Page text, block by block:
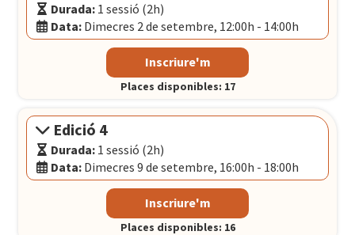
Durada: 1 sessió (2h)
Data: Dimecres 2 de setembre, 12:00h - 14:00h
Modalitat:Sessió presencial
Català
Dimecres 2 de setembre, 12:00h - 14:00h
El Convent- Plaça Pons i Clerch, 2, 1r BARCELONA
Places disponibles: 17
Inscriure'm
Edició 4
Durada: 1 sessió (2h)
Data: Dimecres 9 de setembre, 16:00h - 18:00h
Modalitat:Sessió presencial
Català
Places disponibles: 16
Inscriure'm